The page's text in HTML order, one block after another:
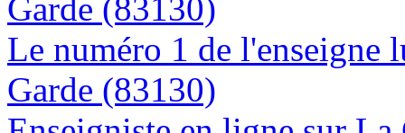
Garde (83130)
Le numéro 1 de l'enseigne
Garde (83130)